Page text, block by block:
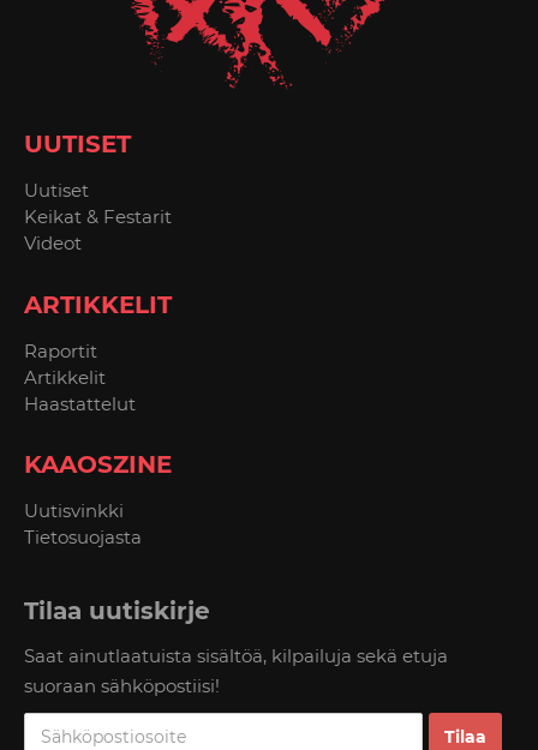
UUTISET
Uutiset
Keikat & Festarit
Videot
ARTIKKELIT
Raportit
Artikkelit
Haastattelut
KAAOSZINE
Uutisvinkki
Tietosuojasta
Tilaa uutiskirje
Saat ainutlaatuista sisältöä, kilpailuja sekä etuja
suoraan sähköpostiisi!